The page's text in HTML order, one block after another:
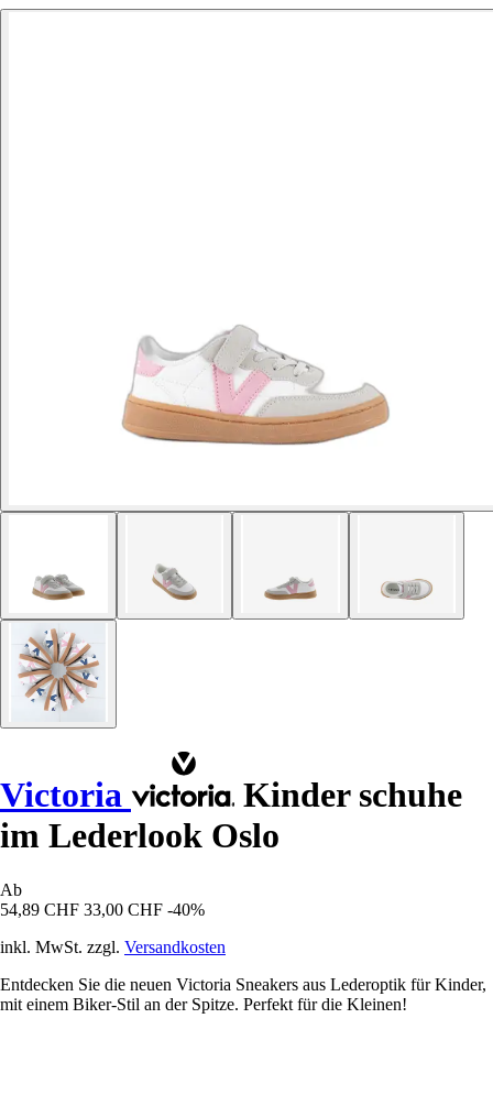
Victoria
Kinder schuhe
im Lederlook Oslo
Ab
54,89 CHF 33,00 CHF -40%
inkl. MwSt. zzgl. Versandkosten
Entdecken Sie die neuen Victoria Sneakers aus Lederoptik für Kinder,
mit einem Biker-Stil an der Spitze. Perfekt für die Kleinen!